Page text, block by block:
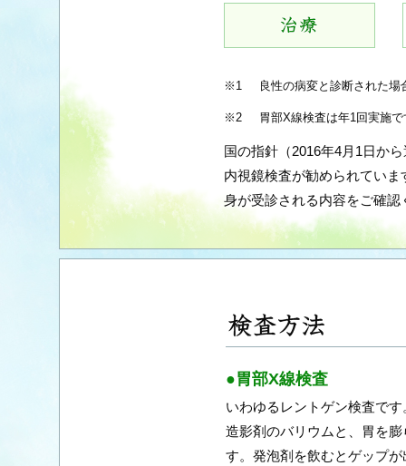
※1 良性の病変と診断された
※2 胃部X線検査は年1回実施で
国の指針（2016年4月1日か
内視鏡検査が勧められてい
身が受診される内容をご確認
●胃部X線検査
いわゆるレントゲン検査です
造影剤のバリウムと、胃を
す。発泡剤を飲むとゲップ